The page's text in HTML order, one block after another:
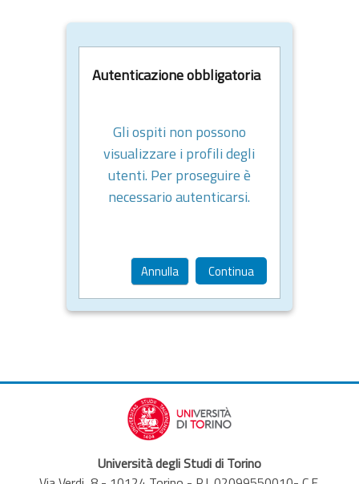
Autenticazione obbligatoria
Gli ospiti non possono
visualizzare i profili degli
utenti. Per proseguire è
necessario autenticarsi.
Annulla Continua
Università degli Studi di Torino